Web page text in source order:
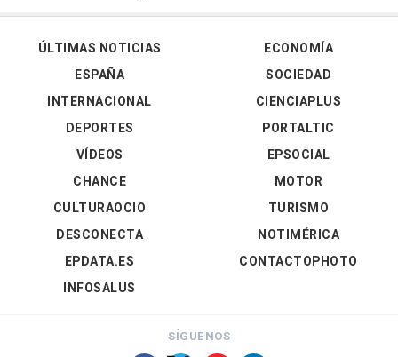
ÚLTIMAS NOTICIAS
ESPAÑA
INTERNACIONAL
DEPORTES
VÍDEOS
ECONOMÍA
SOCIEDAD
CIENCIAPLUS
PORTALTIC
EPSOCIAL
CHANCE
CULTURAOCIO
DESCONECTA
EPDATA.ES
INFOSALUS
MOTOR
TURISMO
NOTIMÉRICA
CONTACTOPHOTO
SÍGUENOS